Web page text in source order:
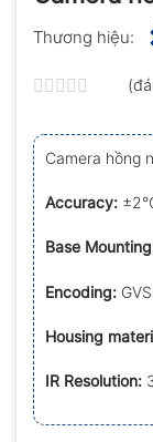
Thương hiệu:
xếp
hạng
0.0
5
sao
Camera hồng
Accuracy:
Base
Encoding:
Housing
IR Resolution: